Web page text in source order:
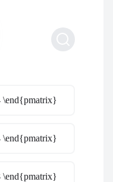
\end{pmatrix}
\end{pmatrix}
\end{pmatrix}